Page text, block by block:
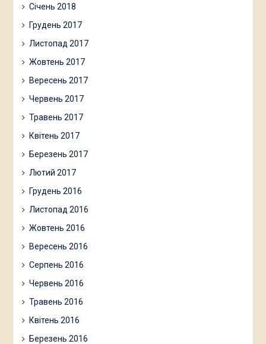
Січень 2018
Грудень 2017
Листопад 2017
Жовтень 2017
Вересень 2017
Червень 2017
Травень 2017
Квітень 2017
Березень 2017
Лютий 2017
Грудень 2016
Листопад 2016
Жовтень 2016
Вересень 2016
Серпень 2016
Червень 2016
Травень 2016
Квітень 2016
Березень 2016